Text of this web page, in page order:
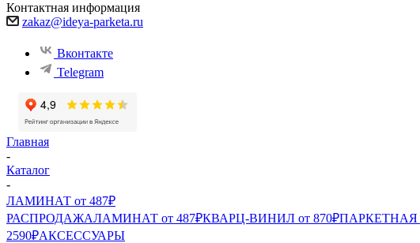
Контактная информация
zakaz@ideya-parketa.ru
Вконтакте
Telegram
Главная
-
Каталог
-
ЛАМИНАТ от 487₽
РАСПРОДАЖАЛАМИНАТ от 487₽КВАРЦ-ВИНИЛ от 870₽ПАРКЕТНАЯ
2590₽АКСЕССУАРЫ